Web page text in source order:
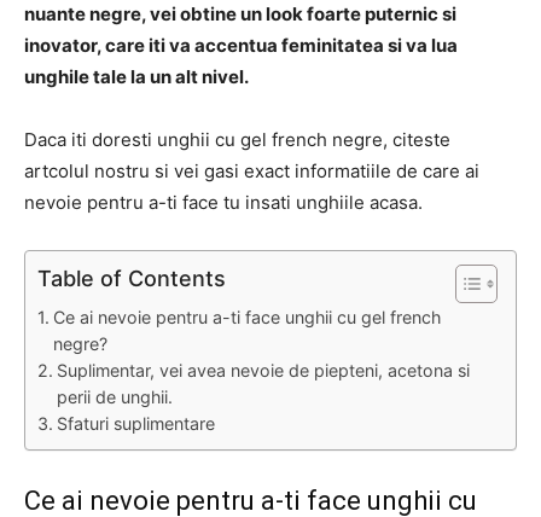
nuante negre, vei obtine un look foarte puternic si
inovator, care iti va accentua feminitatea si va lua
unghile tale la un alt nivel.
Daca iti doresti unghii cu gel french negre, citeste
artcolul nostru si vei gasi exact informatiile de care ai
nevoie pentru a-ti face tu insati unghiile acasa.
Table of Contents
Ce ai nevoie pentru a-ti face unghii cu gel french
negre?
Suplimentar, vei avea nevoie de piepteni, acetona si
perii de unghii.
Sfaturi suplimentare
Ce ai nevoie pentru a-ti face unghii cu